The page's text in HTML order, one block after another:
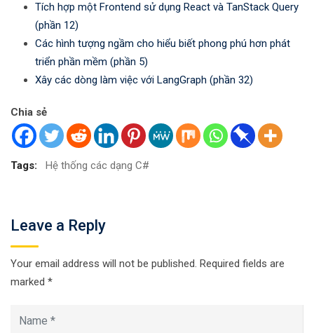
Tích hợp một Frontend sử dụng React và TanStack Query
(phần 12)
Các hình tượng ngầm cho hiểu biết phong phú hơn phát
triển phần mềm (phần 5)
Xây các dòng làm việc với LangGraph (phần 32)
Chia sẻ
Tags: Hệ thống các dạng C#
Leave a Reply
Your email address will not be published. Required fields are
marked *